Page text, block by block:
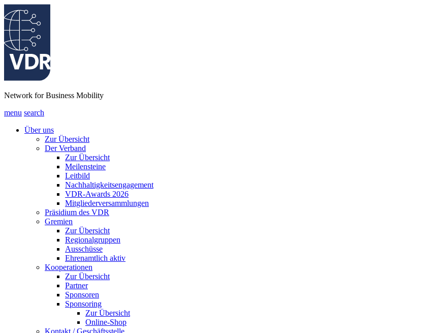
Network for Business Mobility
menu search
Über uns
Zur Übersicht
Der Verband
Zur Übersicht
Meilensteine
Leitbild
Nachhaltigkeitsengagement
VDR-Awards 2026
Mitgliederversammlungen
Präsidium des VDR
Gremien
Zur Übersicht
Regionalgruppen
Ausschüsse
Ehrenamtlich aktiv
Kooperationen
Zur Übersicht
Partner
Sponsoren
Sponsoring
Zur Übersicht
Online-Shop
Kontakt / Geschäftsstelle